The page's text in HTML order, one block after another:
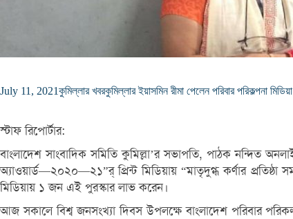
July 11, 2021কুমিল্লার খবরকুমিল্লার ইয়াসমিন রীমা পেলেন পরিবার পরিকল্পনা
স্টাফ রিপোর্টার:
বাংলাদেশ সাংবাদিক সমিতি কুমিল্লা’র সভাপতি, পাঠক নন্দিত
অ্যাওয়ার্ড—২০২০—২১”র্ প্রিন্ট মিডিয়ায় “মাতৃদুগ্ধ কর্ণার
মিডিয়ায় ১ জন এই পুরস্কার লাভ করেন।
আজ সকালে বিশ্ব জনসংখ্যা দিবস উপলক্ষে বাংলাদেশ পরিবার